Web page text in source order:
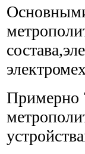
Примерно